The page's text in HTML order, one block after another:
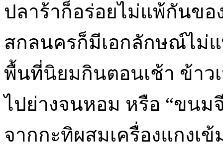
ปลาร้าก็อร่อยไม่แพ้กันขอ
สกลนครก็มีเอกลักษณ์ไม่
พื้นที่นิยมกินตอนเช้า ข้าว
ไปย่างจนหอม หรือ “ขน
จากกะทิผสมเครื่องแกง